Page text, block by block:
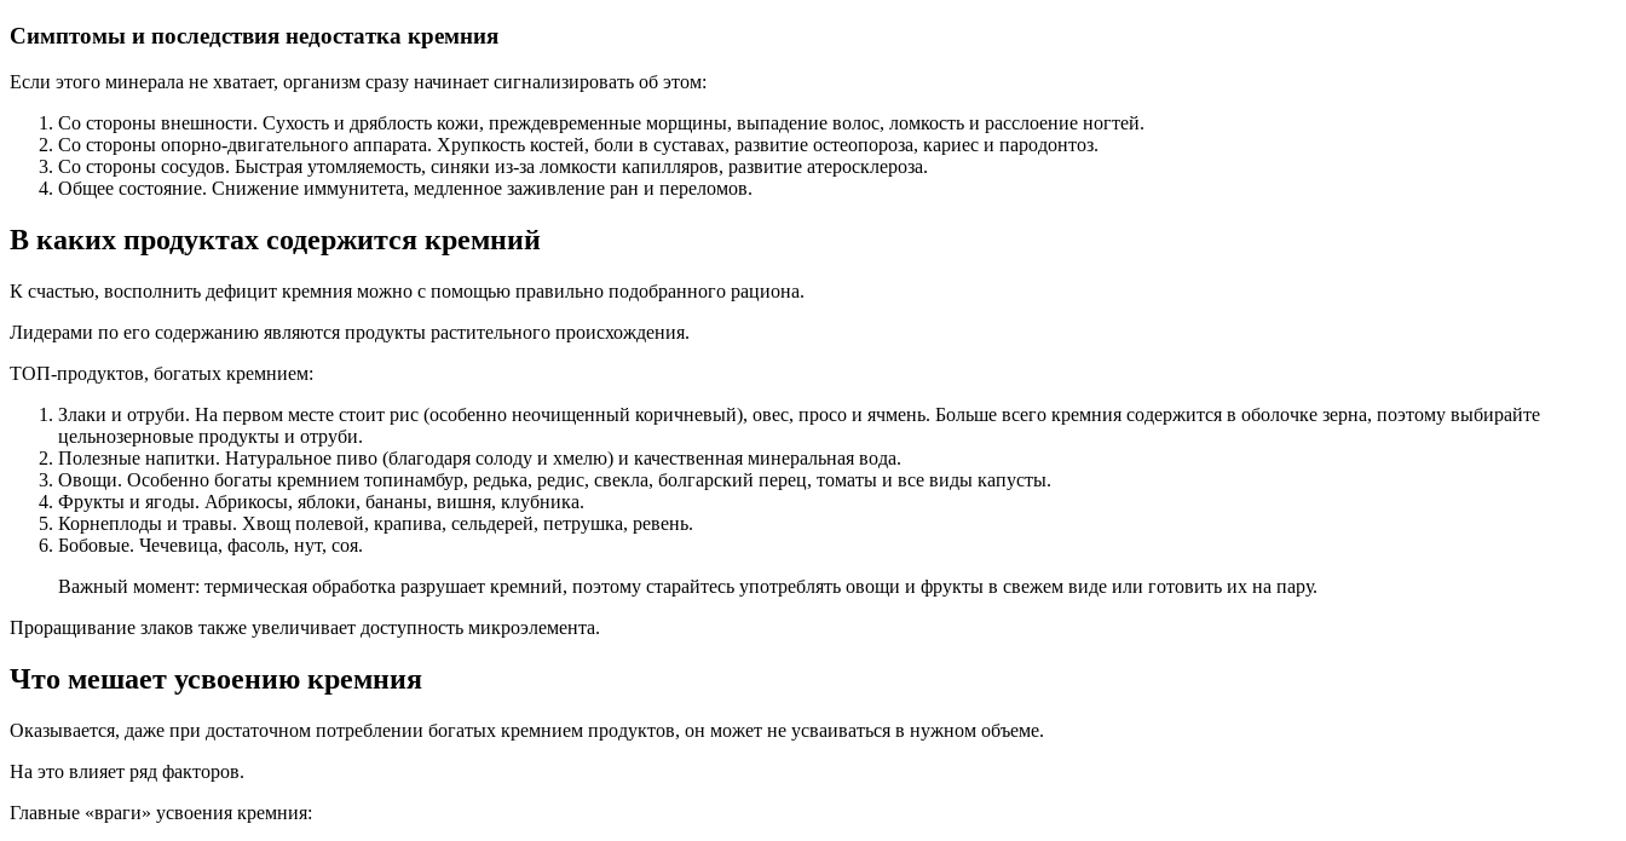
Симптомы и последствия недостатка кремния
Если этого минерала не хватает, организм сразу начинает сигнализировать об этом:
Со стороны внешности. Сухость и дряблость кожи, преждевременные морщины, выпадение волос, ломкость и расслоение ногтей.
Со стороны опорно-двигательного аппарата. Хрупкость костей, боли в суставах, развитие остеопороза, кариес и пародонтоз.
Со стороны сосудов. Быстрая утомляемость, синяки из-за ломкости капилляров, развитие атеросклероза.
Общее состояние. Снижение иммунитета, медленное заживление ран и переломов.
В каких продуктах содержится кремний
К счастью, восполнить дефицит кремния можно с помощью правильно подобранного рациона.
Лидерами по его содержанию являются продукты растительного происхождения.
ТОП-продуктов, богатых кремнием:
Злаки и отруби. На первом месте стоит рис (особенно неочищенный коричневый), овес, просо и ячмень. Больше всего кремния содержится в оболочке зерна, поэтому выбирайте
цельнозерновые продукты и отруби.
Полезные напитки. Натуральное пиво (благодаря солоду и хмелю) и качественная минеральная вода.
Овощи. Особенно богаты кремнием топинамбур, редька, редис, свекла, болгарский перец, томаты и все виды капусты.
Фрукты и ягоды. Абрикосы, яблоки, бананы, вишня, клубника.
Корнеплоды и травы. Хвощ полевой, крапива, сельдерей, петрушка, ревень.
Бобовые. Чечевица, фасоль, нут, соя.
Важный момент: термическая обработка разрушает кремний, поэтому старайтесь употреблять овощи и фрукты в свежем виде или готовить их на пару.
Проращивание злаков также увеличивает доступность микроэлемента.
Что мешает усвоению кремния
Оказывается, даже при достаточном потреблении богатых кремнием продуктов, он может не усваиваться в нужном объеме.
На это влияет ряд факторов.
Главные «враги» усвоения кремния: